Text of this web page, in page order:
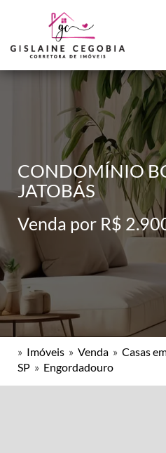
CONDOMÍNIO
JATOBÁS
Venda por R$
» Imóveis » Venda » Casas
SP » Engordadouro